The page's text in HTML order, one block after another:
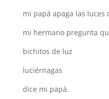
mi papá apaga las luces
mi hermano pregunta
bichitos de luz
luciérnagas
dice mi papá.